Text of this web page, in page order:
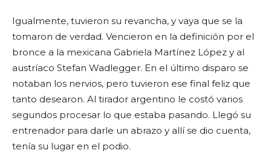
Igualmente, tuvieron su revancha, y vaya que se la
tomaron de verdad. Vencieron en la definición por el
bronce a la mexicana Gabriela Martínez López y al
austríaco Stefan Wadlegger. En el último disparo se
notaban los nervios, pero tuvieron ese final feliz que
tanto desearon. Al tirador argentino le costó varios
segundos procesar lo que estaba pasando. Llegó su
entrenador para darle un abrazo y allí se dio cuenta,
tenía su lugar en el podio.